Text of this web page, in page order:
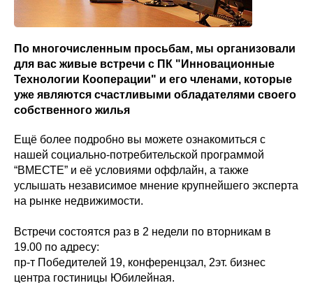
По многочисленным просьбам, мы организовали
для вас живые встречи с ПК "Инновационные
Технологии Кооперации" и его членами, которые
уже являются счастливыми обладателями своего
собственного жилья
Ещё более подробно вы можете ознакомиться с
нашей социально-потребительской программой
“ВМЕСТЕ” и её условиями оффлайн, а также
услышать независимое мнение крупнейшего эксперта
на рынке недвижимости.
Встречи состоятся раз в 2 недели по вторникам в
19.00 по адресу:
пр-т Победителей 19, конференцзал, 2эт. бизнес
центра гостиницы Юбилейная.